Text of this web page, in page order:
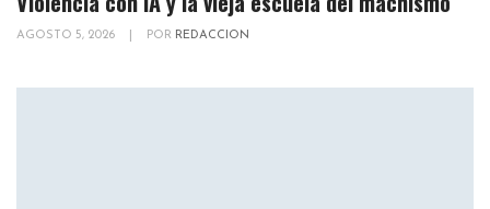
AGOSTO 5, 2026 POR REDACCION